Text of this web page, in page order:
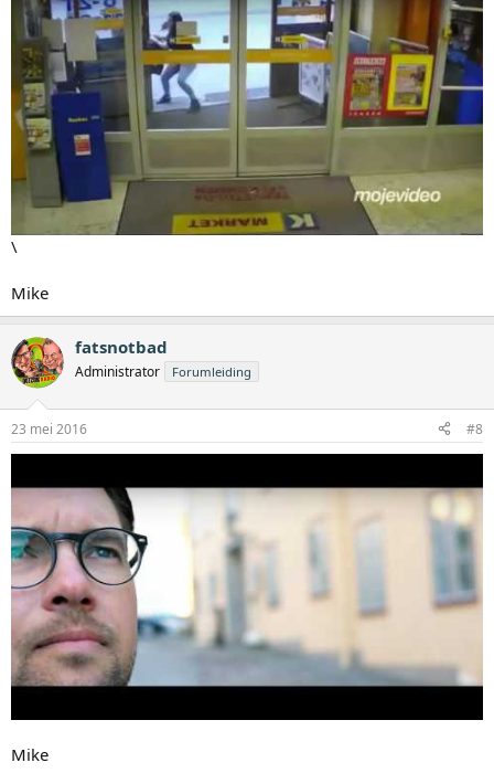
\
Mike
fatsnotbad
Administrator Forumleiding
23 mei 2016 #8
Mike